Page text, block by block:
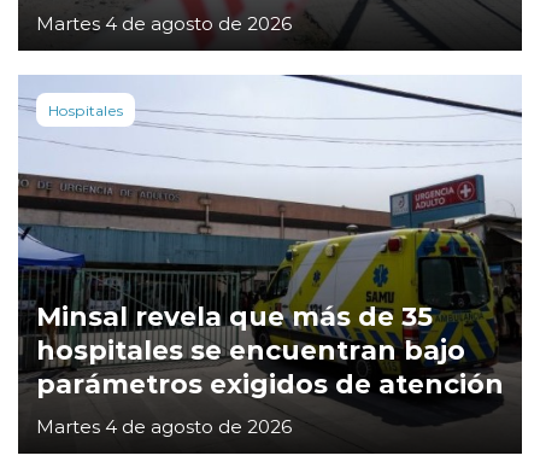
Martes 4 de agosto de 2026
Hospitales
Minsal revela que más de 35
hospitales se encuentran bajo
parámetros exigidos de atención
Martes 4 de agosto de 2026